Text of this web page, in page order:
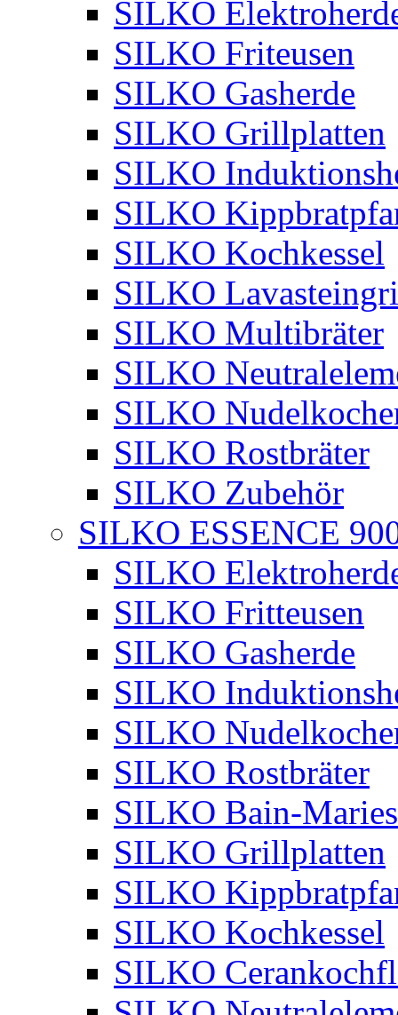
SILKO
SILKO Friteusen
SILKO Gasherde
SILKO Grillplatten
SILKO
SILKO
SILKO Kochkessel
SILKO
SILKO Multibräter
SILKO
SILKO
SILKO Rostbräter
SILKO Zubehör
SILKO ESSENCE
SILKO
SILKO Fritteusen
SILKO Gasherde
SILKO
SILKO
SILKO Rostbräter
SILKO Bain-Maries
SILKO Grillplatten
SILKO
SILKO Kochkessel
SILKO